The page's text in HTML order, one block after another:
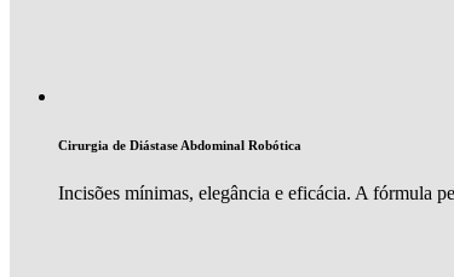
Cirurgia de Diástase Abdominal Robótica
Incisões mínimas, elegância e eficácia. A fórmula